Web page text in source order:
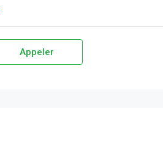
Appeler